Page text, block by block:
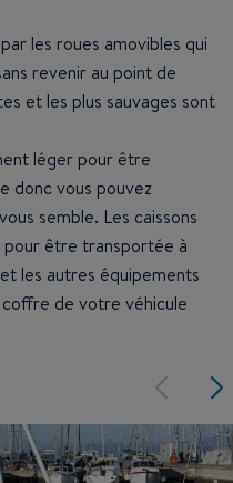
les roues amovibles qui
revenir au point de
et les plus sauvages sont
léger pour être
donc vous pouvez
semble. Les caissons
être transportée à
les autres équipements
de votre véhicule